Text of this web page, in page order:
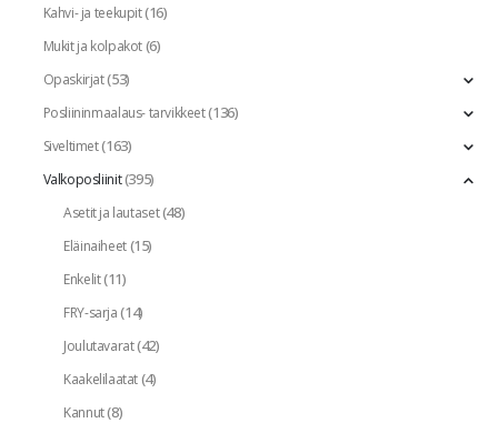
Kahvi- ja teekupit(16)
Mukit ja kolpakot(6)
Opaskirjat(53)
Posliininmaalaus- tarvikkeet(136)
Siveltimet(163)
Valkoposliinit(395)
Asetit ja lautaset(48)
Eläinaiheet(15)
Enkelit(11)
FRY-sarja(14)
Joulutavarat(42)
Kaakelilaatat(4)
Kannut(8)